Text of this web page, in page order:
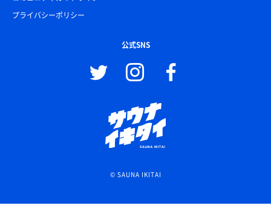
プライバシーポリシー
公式SNS
© SAUNA IKITAI